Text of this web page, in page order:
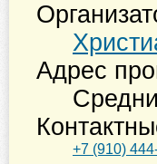
Адрес
+7 (910)